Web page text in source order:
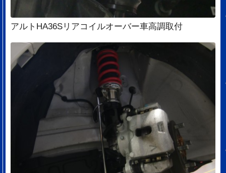
アルトHA36Sリアコイルオーバー車高調取付